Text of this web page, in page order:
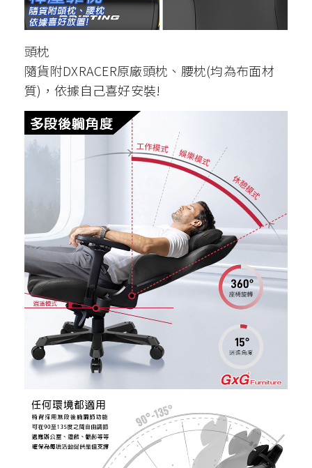
頭枕
隨貨附DXRACER原廠頭枕、腰枕(均為布面材
質)，依據自己喜好安裝!